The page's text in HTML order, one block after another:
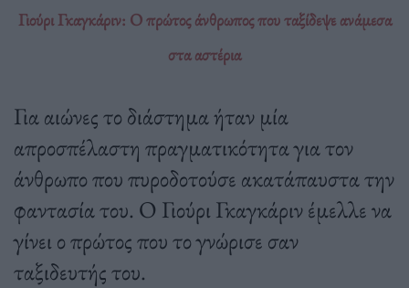
Γιούρι Γκαγκάριν: Ο πρώτος άνθρωπος που ταξίδεψε ανάμεσα
στα αστέρια
Για αιώνες το διάστημα ήταν μία
απροσπέλαστη πραγματικότητα για τον
άνθρωπο που πυροδοτούσε ακατάπαυστα την
φαντασία του. Ο Γιούρι Γκαγκάριν έμελλε να
γίνει ο πρώτος που το γνώρισε σαν
ταξιδευτής του.